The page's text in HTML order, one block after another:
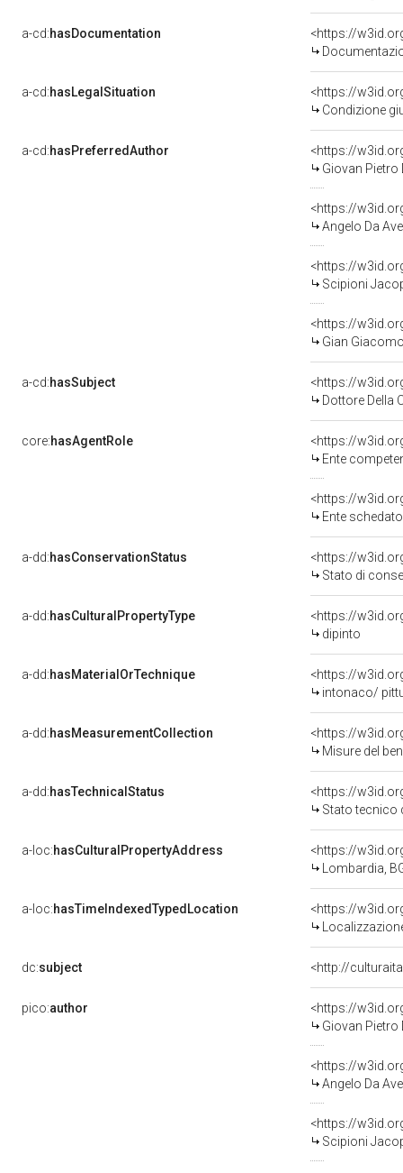
a-cd:hasDocumentation
a-cd:hasLegalSituation
Condizione
a-cd:hasPreferredAuthor
<https://
Giovan
<https://
Angelo Da
<https://
Scipioni
<https://
Gian
a-cd:hasSubject
<https://
Dottore Della
core:hasAgentRole
<https://
Ente competente
<https://
Ente schedatore del bene
a-dd:hasConservationStatus
<https://
Stato di
a-dd:hasCulturalPropertyType
<https://
dipinto
a-dd:hasMaterialOrTechnique
<https://
intonaco/
a-dd:hasMeasurementCollection
<https://
Misure del
a-dd:hasTechnicalStatus
<https://
Stato tecnico
a-loc:hasCulturalPropertyAddress
<https://
Lombardia,
a-loc:hasTimeIndexedTypedLocation
<https://
dc:subject <http://
pico:author
<https://
Giovan
<https://
Angelo Da
<https://
Scipioni